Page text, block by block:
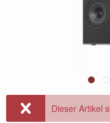
Dieser Artikel